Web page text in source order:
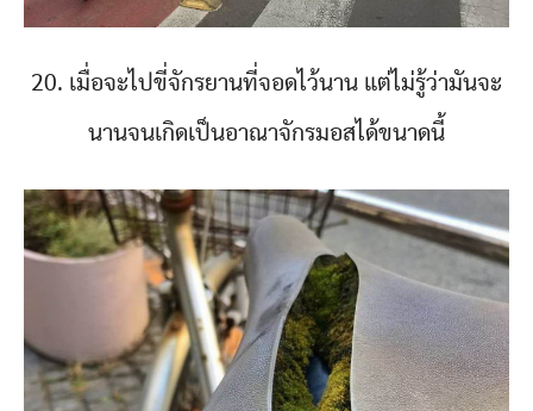
20. เมื่อจะไปขี่จักรยานที่จอดไว้นาน แต่ไม่รู้ว่ามันจะ
นานจนเกิดเป็นอาณาจักรมอสได้ขนาดนี้